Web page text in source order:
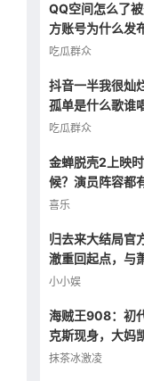
QQ空间怎么了
方账号为什么发
图片视频信息
吃瓜群众
抖音一半我很灿
孤单是什么歌谁
半完整歌词
吃瓜群众
金蝉脱壳2上映
候？演员阵容都
看点呢？
喜乐
归去来大结局官
澈重回起点，与
逢
小小娱
海贼王908：初
克斯现身，大妈
小弟，曾打败罗
抹茶冰激凌